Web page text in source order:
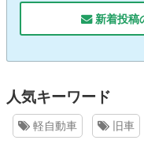
新着投稿
人気キーワード
軽自動車 旧車